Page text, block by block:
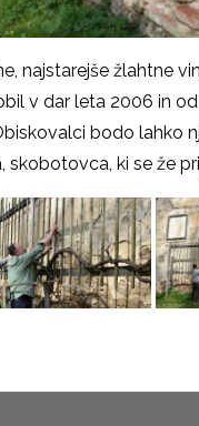
najstarejše žlahtne
v dar leta 2006 in
bodo lahko
skobotovca, ki se že